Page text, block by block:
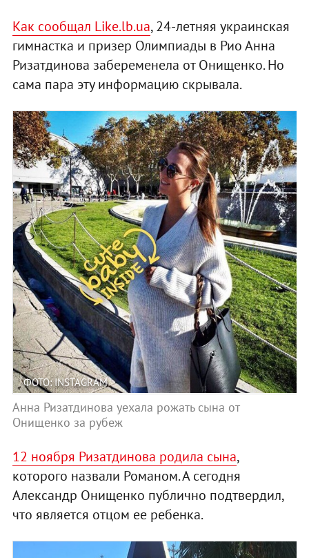
Как сообщал Like.lb.ua, 24-летняя украинская
гимнастка и призер Олимпиады в Рио Анна
Ризатдинова забеременела от Онищенко. Но
сама пара эту информацию скрывала.
ФОТО: INSTAGRAM
Анна Ризатдинова уехала рожать сына от
Онищенко за рубеж
12 ноября Ризатдинова родила сына,
которого назвали Романом. А сегодня
Александр Онищенко публично подтвердил,
что является отцом ее ребенка.